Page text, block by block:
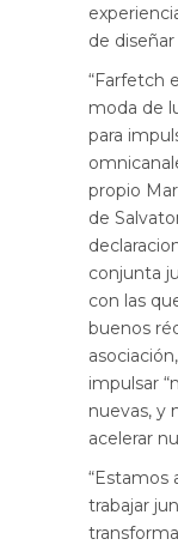
de
“Farfetch
moda de
para
propio
de
conjunta
con las
buenos
impulsar
nuevas, y
acelerar
“Estamos
trabajar